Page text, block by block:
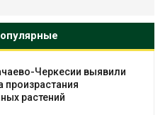
Черкесии выявили
произрастания
растений